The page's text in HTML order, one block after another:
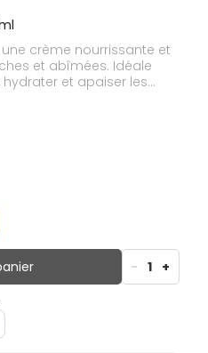
crème nourrissante et
et abîmées. Idéale
et apaiser les
de la peau.
- 1 +